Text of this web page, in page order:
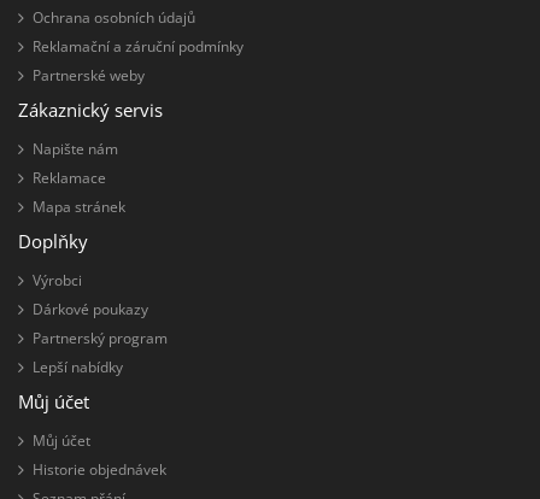
Ochrana osobních údajů
Reklamační a záruční podmínky
Partnerské weby
Zákaznický servis
Napište nám
Reklamace
Mapa stránek
Doplňky
Výrobci
Dárkové poukazy
Partnerský program
Lepší nabídky
Můj účet
Můj účet
Historie objednávek